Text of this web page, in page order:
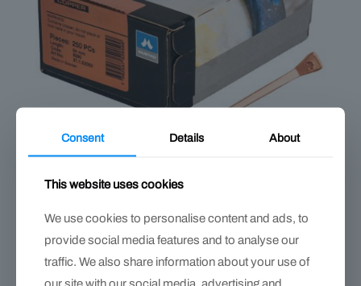
$418.00–$474.00Price
range:
$418.00
through
$474.00
Este
tiene
Consent Details About
This website uses cookies
We use cookies to personalise content and ads, to
provide social media features and to analyse our
traffic. We also share information about your use of
our site with our social media, advertising and